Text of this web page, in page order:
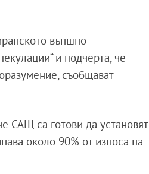
външно
и подчерта, че
съобщават
САЩ са готови да установят
около 90% от износа на